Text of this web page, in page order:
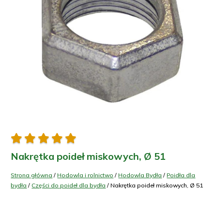
    
Nakrętka poideł miskowych, Ø 51
Strona główna /Hodowla i rolnictwo /Hodowla Bydła /Poidła dla
bydła / Części do poideł dla bydła / Nakrętka poideł miskowych, Ø 51